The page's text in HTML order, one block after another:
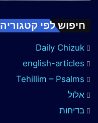
חיפוש לפי קטגוריה
Daily Chizuk
english-articles
Tehillim – Psalms
אלול
בדיחות